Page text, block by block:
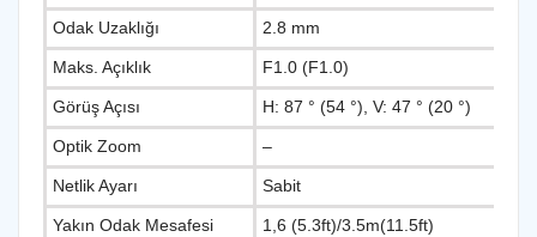
Odak Uzaklığı 2.8 mm
Maks. Açıklık F1.0 (F1.0)
Görüş Açısı H: 87 ° (54 °), V: 47 ° (20 °)
Optik Zoom –
Netlik Ayarı Sabit
Yakın Odak Mesafesi 1,6 (5.3ft)/3.5m(11.5ft)